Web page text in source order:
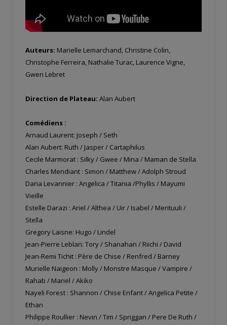
Auteurs: Marielle Lemarchand, Christine Colin,
Christophe Ferreira, Nathalie Turac, Laurence Vigne,
Gwen Lebret
Direction de Plateau: Alan Aubert
Comédiens :
Arnaud Laurent: Joseph / Seth
Alan Aubert: Ruth / Jasper / Cartaphilus
Cecile Marmorat : Silky / Gwee / Mina / Maman de Stella
Charles Mendiant : Simon / Matthew / Adolph Stroud
Daria Levannier : Angelica / Titania /Phyllis / Mayumi
Vieille
Estelle Darazi : Ariel / Althea / Uir / Isabel / Merituuli /
Stella
Gregory Laisne: Hugo / Lindel
Jean-Pierre Leblan: Tory / Shanahan / Riichi / David
Jean-Remi Tichit : Père de Chise / Renfred / Barney
Murielle Naigeon : Molly / Monstre Masque / Vampire /
Rahab / Mariel / Akiko
Nayeli Forest : Shannon / Chise Enfant / Angelica Petite /
Ethan
Philippe Roullier : Nevin / Tim / Spriggan / Pere De Ruth /